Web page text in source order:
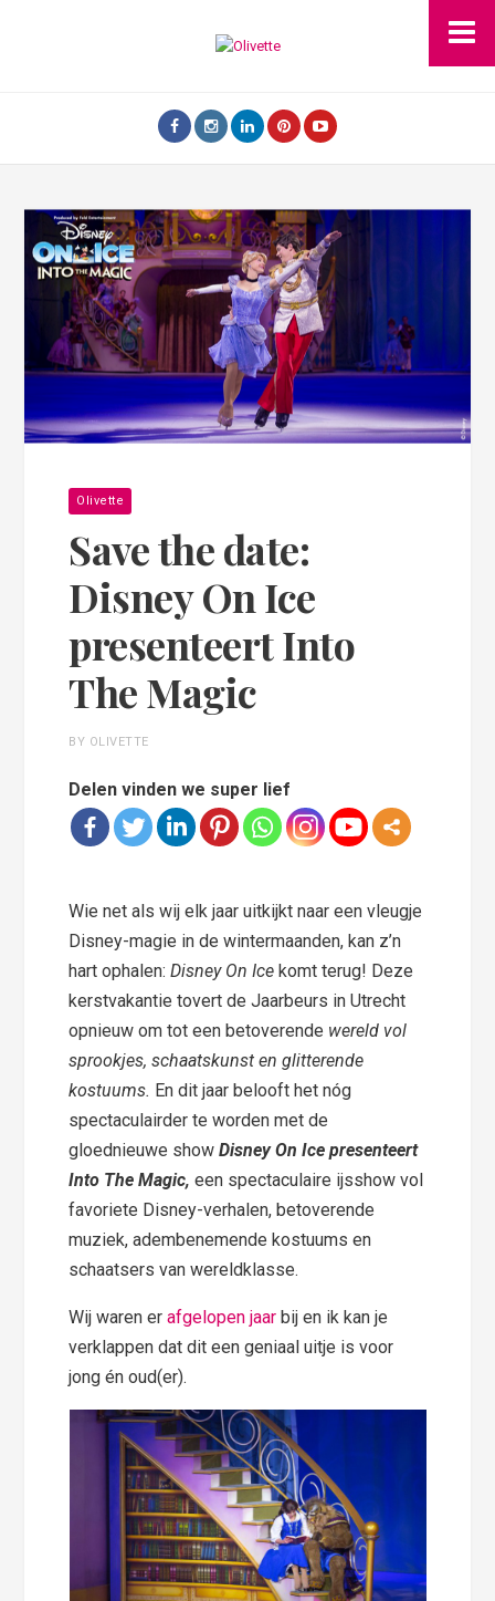
Olivette
Save the date:
Disney On Ice
presenteert Into
The Magic
BY OLIVETTE
Delen vinden we super lief
Wie net als wij elk jaar uitkijkt naar een vleugje
Disney-magie in de wintermaanden, kan z’n
hart ophalen:Disney On Ice komt terug! Deze
kerstvakantie tovert de Jaarbeurs in Utrecht
opnieuw om tot een betoverende wereld vol
sprookjes, schaatskunst en glitterende
kostuums. En dit jaar belooft het nóg
spectaculairder te worden met de
gloednieuwe showDisney On Ice presenteert
Into The Magic, een spectaculaire ijsshow vol
favoriete Disney-verhalen, betoverende
muziek, adembenemende kostuums en
schaatsers van wereldklasse.
Wij waren erafgelopen jaar bij en ik kan je
verklappen dat dit een geniaal uitje is voor
jong én oud(er).